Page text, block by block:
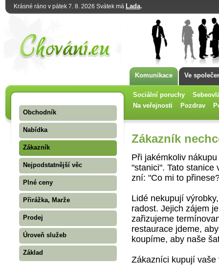
Krásné ráno v pátek 7. 8. 2026 Svátek má Lada.
Komunikace Ve
Sociální poruchy
Na veřejnosti
Pozdrav
Obchodník
Nabídka
Zákazník
Nejpodstatnější věc
Plné ceny
Přirážka, Marže
Prodej
Úroveň služeb
Základ
Zákazník
Při jakémkoliv
"stanici". Tato stanice
zní: "Co mi to
Lidé nekupují
radost. Jejich zájem
zařizujeme
restaurace jdeme,
koupíme, aby naše
Zákazníci kupují